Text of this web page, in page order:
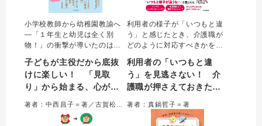
小学校教師から幼稚園教諭へ
―「１年生と幼児は全く別
物！」の衝撃が導いたのは、
並びでともに学ぶ」への大転
換。幼児の溢れる生命力と好
奇心に真正面から向き合う現
さ。あなたの「保育のまなざ
し」をアップデートする。
子どもが主役だから底抜
けに楽しい！ 「見取
り」から始まる、心が動
利用者の様子が「いつもと違
う」と感じたとき、介護職が
どのように対応すべきかを簡
イント、原因と考えられる病
気や状態、介護職としての対
応、医療職に報告すること、
利用者の「いつもと違
う」を見逃さない！ 介
護職が押さえておきたい
著者：真鍋哲子＝著